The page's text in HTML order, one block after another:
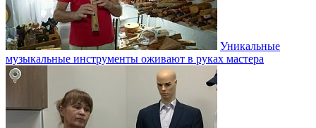
Уникальные
музыкальные инструменты оживают в руках мастера